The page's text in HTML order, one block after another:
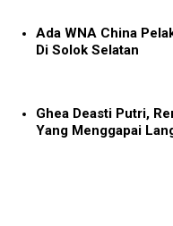
Ada WNA China
Di Solok Selatan
Ghea Deasti Putri,
Yang Menggapai